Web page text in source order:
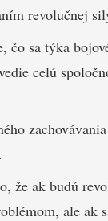
revolučnej
čo sa týka
celú
že ak budú
ale